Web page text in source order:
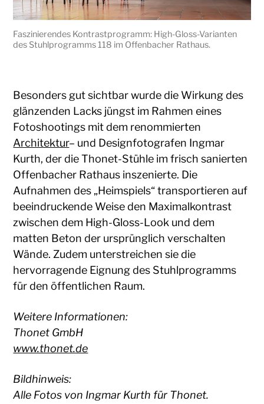
Faszinierendes Kontrastprogramm: High-Gloss-Varianten
des Stuhlprogramms 118 im Offenbacher Rathaus.
Besonders gut sichtbar wurde die Wirkung des
glänzenden Lacks jüngst im Rahmen eines
Fotoshootings mit dem renommierten
Architektur– und Designfotografen Ingmar
Kurth, der die Thonet-Stühle im frisch sanierten
Offenbacher Rathaus inszenierte. Die
Aufnahmen des „Heimspiels“ transportieren auf
beeindruckende Weise den Maximalkontrast
zwischen dem High-Gloss-Look und dem
matten Beton der ursprünglich verschalten
Wände. Zudem unterstreichen sie die
hervorragende Eignung des Stuhlprogramms
für den öffentlichen Raum.
Weitere Informationen:
Thonet GmbH
www.thonet.de
Bildhinweis:
Alle Fotos von Ingmar Kurth für Thonet.